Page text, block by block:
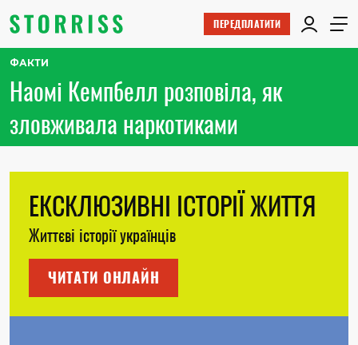
ПЕРЕДПЛАТИТИ
ФАКТИ
Наомі Кемпбелл розповіла, як
зловживала наркотиками
ЕКСКЛЮЗИВНІ ІСТОРІЇ ЖИТТЯ
Життєві історії українців
ЧИТАТИ ОНЛАЙН